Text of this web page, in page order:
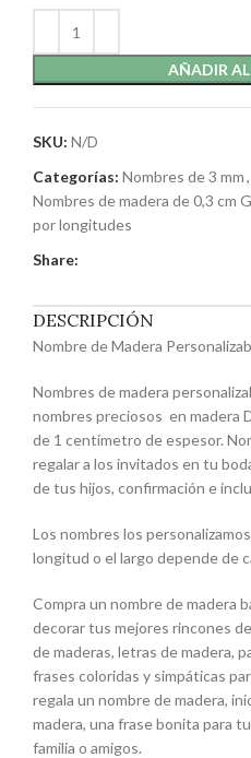
AÑADIR
SKU: N/D
Categorías: Nombres de 3 mm,
Nombres de madera de 0,3 cm
por longitudes
Share:
DESCRIPCIÓN
Nombre de Madera
Nombres de madera
nombres preciosos en madera
de 1 centímetro de espesor.
regalar a los invitados en tu
de tus hijos, confirmación e
Los nombres los
longitud o el largo depende de
Compra un nombre de madera
decorar tus mejores rincones
de maderas, letras de madera,
frases coloridas y simpáticas
regala un nombre de madera,
madera, una frase bonita para
familia o amigos.